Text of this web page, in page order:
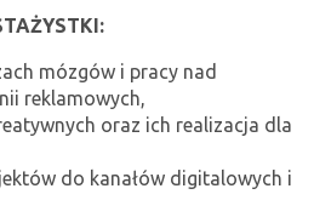
mózgów i pracy nad
reklamowych,
oraz ich realizacja dla
do kanałów digitalowych i